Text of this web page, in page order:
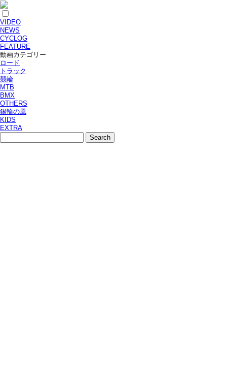
VIDEO
NEWS
CYCLOG
FEATURE
動画カテゴリー
ロード
トラック
競輪
MTB
BMX
OTHERS
銀輪の風
KIDS
EXTRA